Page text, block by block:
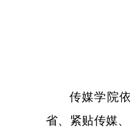
传媒学院
省、紧贴传媒